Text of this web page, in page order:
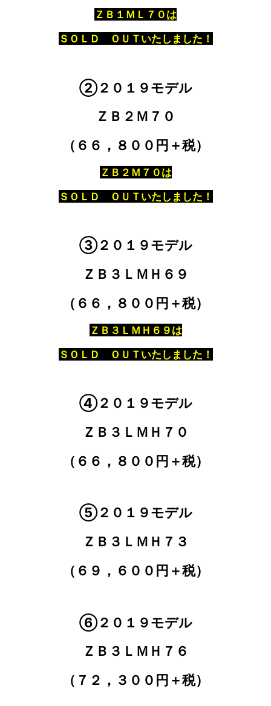
ＺＢ１ＭＬ７０は
ＳＯＬＤ ＯＵＴいたしました！
②２０１９モデル
ＺＢ２Ｍ７０
（６６，８００円＋税）
ＺＢ２Ｍ７０は
ＳＯＬＤ ＯＵＴいたしました！
③２０１９モデル
ＺＢ３ＬＭＨ６９
（６６，８００円＋税）
ＺＢ３ＬＭＨ６９は
ＳＯＬＤ ＯＵＴいたしました！
④２０１９モデル
ＺＢ３ＬＭＨ７０
（６６，８００円＋税）
⑤２０１９モデル
ＺＢ３ＬＭＨ７３
（６９，６００円＋税）
⑥２０１９モデル
ＺＢ３ＬＭＨ７６
（７２，３００円＋税）